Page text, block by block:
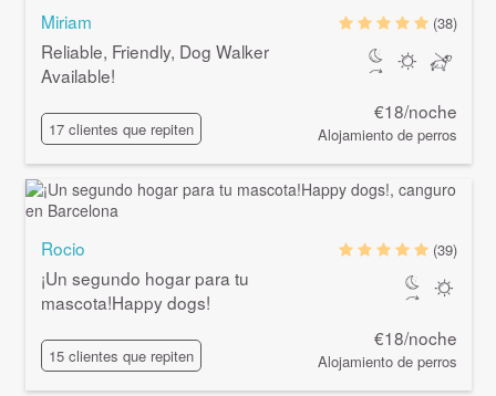
Miriam
Reliable, Friendly, Dog Walker
Available!
17 clientes que repiten
(38)
€18/noche
Alojamiento de perros
Rocio
¡Un segundo hogar para tu
mascota!Happy dogs!
15 clientes que repiten
(39)
€18/noche
Alojamiento de perros